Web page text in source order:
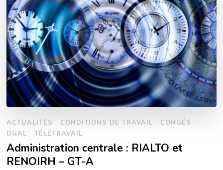
ACTUALITÉS CONDITIONS DE TRAVAIL
CONGÉS
DGAL
TÉLÉTRAVAIL
Administration centrale : RIALTO et
RENOIRH – GT-A